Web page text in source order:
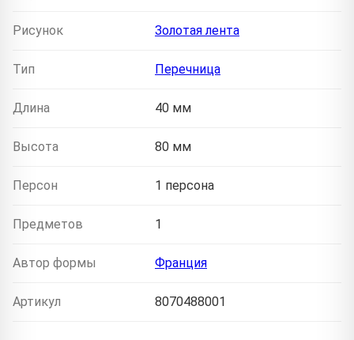
Рисунок Золотая лента
Тип Перечница
Длина 40 мм
Высота 80 мм
Персон 1 персона
Предметов 1
Автор формы Франция
Артикул 8070488001